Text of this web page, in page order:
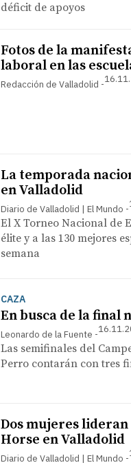
déficit de apoyos
Fotos de la
laboral en las
Redacción de Valladolid
La temporada
en Valladolid
Diario de Valladolid | El Mundo
El X Torneo Nacional de
élite y a las 130 mejores
semana
CAZA
En busca de la final
Leonardo de la Fuente
Las semifinales del
Perro contarán con tres
Dos mujeres
Horse en Valladolid
Diario de Valladolid | El Mundo